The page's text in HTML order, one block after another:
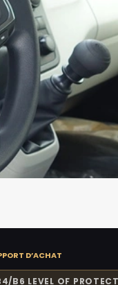
D’ACHAT
B6 LEVEL OF